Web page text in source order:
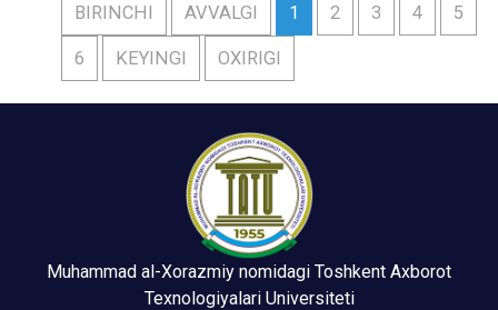
BIRINCHI AVVALGI 1 2 3 4 5
6 KEYINGI OXIRIGI
Muhammad al-Xorazmiy nomidagi Toshkent Axborot
Texnologiyalari Universiteti